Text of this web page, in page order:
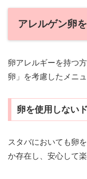
アレルゲン卵
卵アレルギーを持つ
卵」を考慮したメニ
卵を使用しない
スタバにおいても卵
か存在し、安心して